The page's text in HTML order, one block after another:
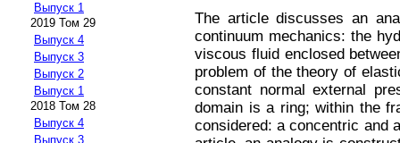
Выпуск 1
2019 Том 29
Выпуск 4
Выпуск 3
Выпуск 2
Выпуск 1
2018 Том 28
Выпуск 4
Выпуск 3
The article discusses an
continuum mechanics: the
viscous fluid enclosed
problem of the theory of
constant normal external
domain is a ring; within the
considered: a concentric and